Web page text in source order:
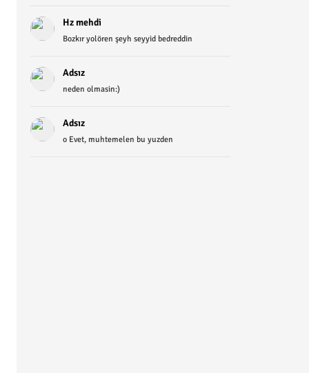
Hz mehdi
Bozkır yolören şeyh seyyid bedreddin
Adsız
neden olmasin:)
Adsız
o Evet, muhtemelen bu yuzden